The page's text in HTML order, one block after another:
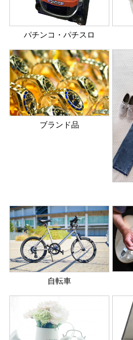
パチンコ・パチスロ
ブランド品
自転車